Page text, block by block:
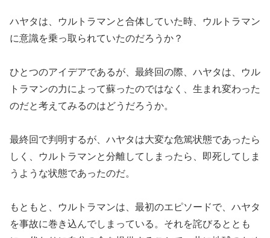
ハヤタは、ウルトラマンと合体していた時、ウルトラマン
に意識を乗っ取られていたのだろうか？
ひとつのアイデアであるが、最終回の際、ハヤタは、ウル
トラマンの力によって蘇ったのではなく、生まれ変わった
のだと考えてみるのはどうだろうか。
最終回で判明するが、ハヤタは大変な危篤状態であったら
しく、ウルトラマンと分離してしまったら、即死してしま
うような状態であったのだ。
もともと、ウルトラマンは、最初のエピソードで、ハヤタ
を事故に巻き込んでしまっている。それを詫びるととも